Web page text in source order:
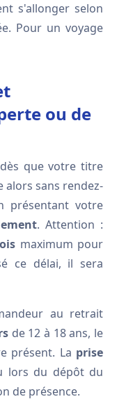
s'allonger selon
Pour un voyage
ou de
que votre titre
alors sans rendez-
présentant votre
. Attention :
maximum pour
ce délai, il sera
au retrait
de 12 à 18 ans, le
présent. La prise
lors du dépôt du
de présence.